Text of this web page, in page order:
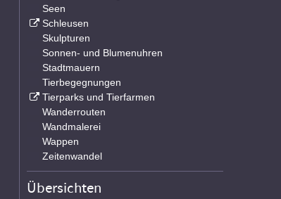
Seen
Schleusen
Skulpturen
Sonnen- und Blumenuhren
Stadtmauern
Tierbegegnungen
Tierparks und Tierfarmen
Wanderrouten
Wandmalerei
Wappen
Zeitenwandel
Übersichten